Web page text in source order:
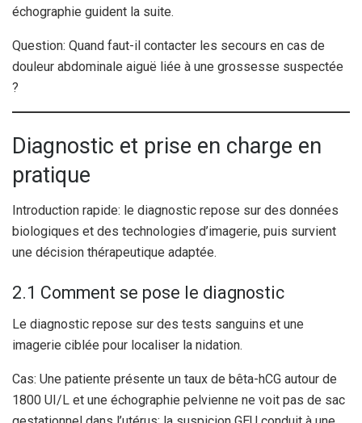
échographie guident la suite.
Question: Quand faut-il contacter les secours en cas de
douleur abdominale aiguë liée à une grossesse suspectée
?
Diagnostic et prise en charge en
pratique
Introduction rapide: le diagnostic repose sur des données
biologiques et des technologies d’imagerie, puis survient
une décision thérapeutique adaptée.
2.1 Comment se pose le diagnostic
Le diagnostic repose sur des tests sanguins et une
imagerie ciblée pour localiser la nidation.
Cas: Une patiente présente un taux de bêta-hCG autour de
1800 UI/L et une échographie pelvienne ne voit pas de sac